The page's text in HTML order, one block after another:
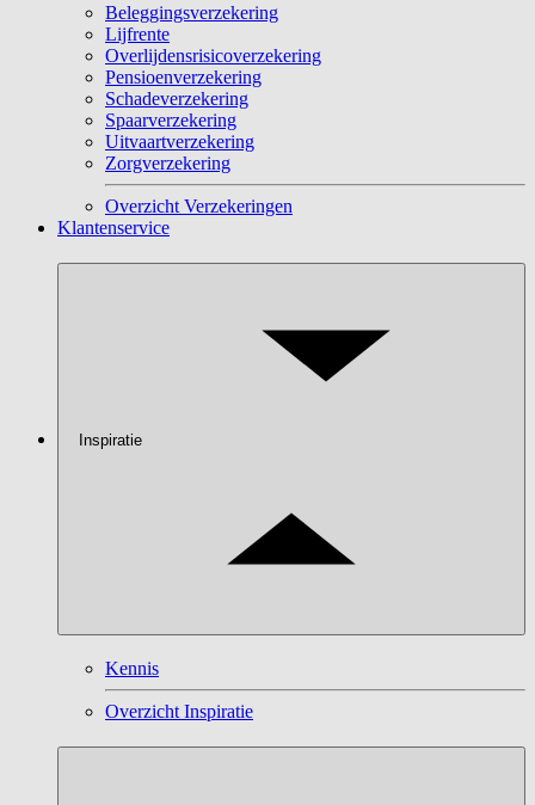
Beleggingsverzekering
Lijfrente
Overlijdensrisicoverzekering
Pensioenverzekering
Schadeverzekering
Spaarverzekering
Uitvaartverzekering
Zorgverzekering
Overzicht Verzekeringen
Klantenservice
Inspiratie
Kennis
Overzicht Inspiratie